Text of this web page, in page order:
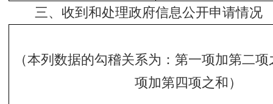
三、收到和处理政府信息公开申请情况
（本列数据的勾稽关系为：第一项加第二
项加第四项之和）